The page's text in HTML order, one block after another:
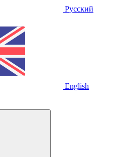
Русский
English